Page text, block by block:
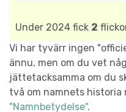
Under 2024 fick 2
Vi har tyvärr ingen
ännu, men om du vet
jättetacksamma om du
två om namnets historia
"Namnbetydelse".